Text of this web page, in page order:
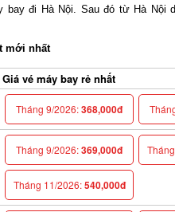
bay đi Hà Nội. Sau đó từ Hà Nội
nhất
Giá vé máy bay rẻ nhất
Tháng 9/2026:368,000đ
Tháng 9/2026:369,000đ
Tháng 11/2026:540,000đ